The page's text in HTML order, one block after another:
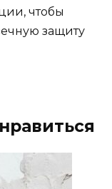
чтобы
защиту